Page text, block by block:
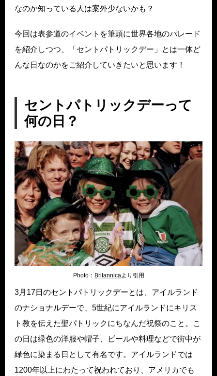
なのか知っている人は案外少ないかも？
今回は表参道のイベントを筆頭に世界各地のパレード
を紹介しつつ、「セントパトリックデー」とは一体ど
んな日なのかをご紹介していきたいと思います！
セントパトリックデーって
何の日？
Photo： Britannica より引用
3月17日のセントパトリックデーとは、アイルランド
のナショナルデーで、5世紀にアイルランドにキリス
ト教を伝えた聖パトリックにちなんだ祝祭のこと。こ
の日は緑色の洋服や帽子、ビールや料理などで街中が
緑色に染まる日として有名です。アイルランドでは
1200年以上にわたって祝われており、アメリカでも